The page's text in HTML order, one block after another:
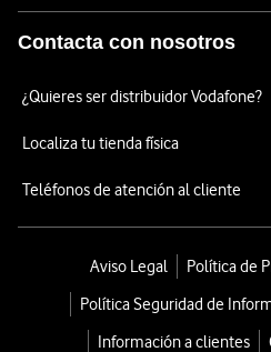
Contacta con nosotros
¿Quieres ser distribuidor Vodafone?
Localiza tu tienda física
Teléfonos de atención al cliente
Aviso Legal
Política de
Política Seguridad de
Información a clientes